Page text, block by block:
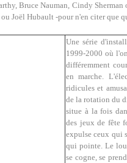
Bruce Nauman, Cindy
Joël Hubault -pour n'en citer que
Une série
1999-2000 où
différemment
en marche.
ridicules et
de la rotation du
situe à la fois
des jeux de fête
expulse ceux qui
qui pointe. Le
se cogne, se